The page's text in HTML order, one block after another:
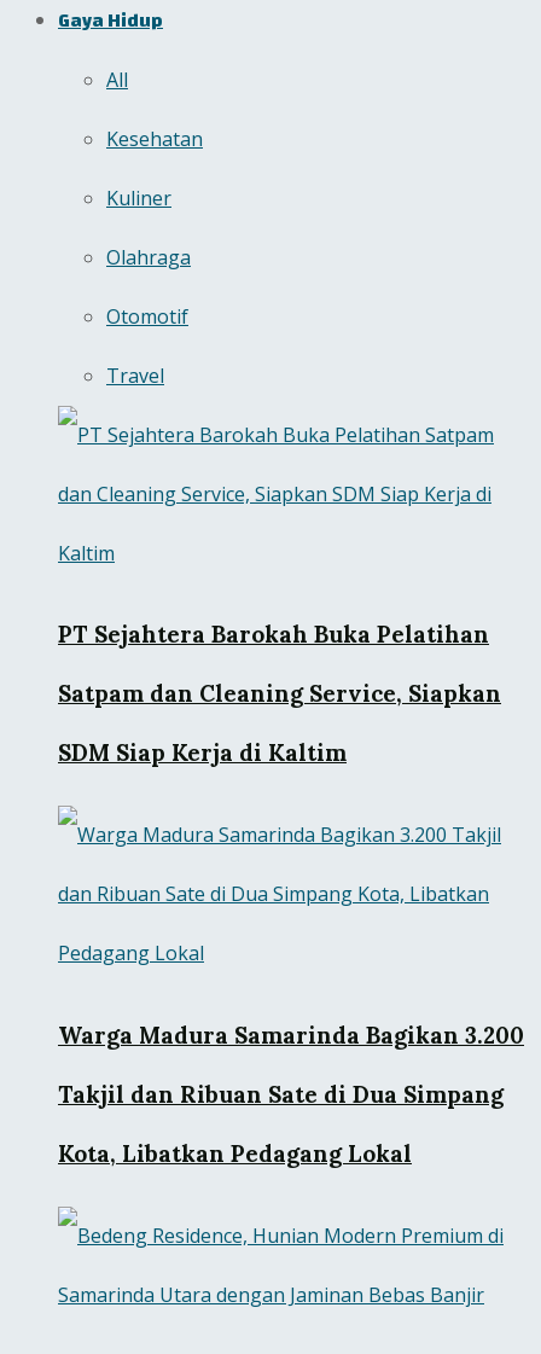
Gaya Hidup
All
Kesehatan
Kuliner
Olahraga
Otomotif
Travel
PT Sejahtera Barokah Buka Pelatihan
Satpam dan Cleaning Service, Siapkan
SDM Siap Kerja di Kaltim
Warga Madura Samarinda Bagikan 3.200
Takjil dan Ribuan Sate di Dua Simpang
Kota, Libatkan Pedagang Lokal